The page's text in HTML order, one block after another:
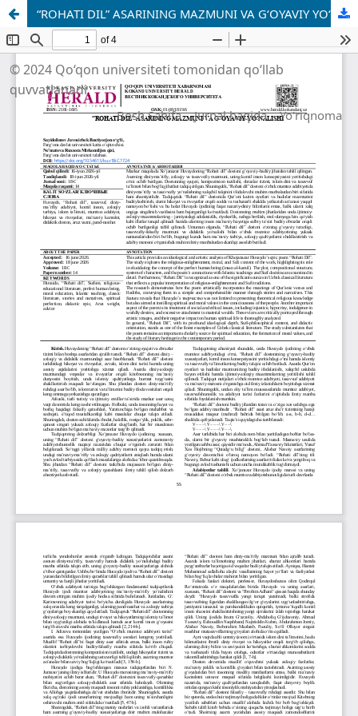
“ROHATI DIL” ASARINING MAZMUNI VA G‘OYAVIY YO‘NALISHI
© 2024 Qo‘qon universiteti tomonidan qo‘llab
quvvatlanadi
Bosh Sahifa Jurnal haqida Yo'riqnoma